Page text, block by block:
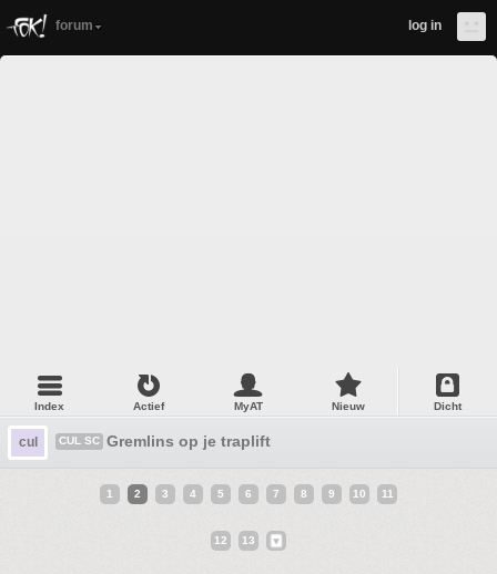
forum log in
Index Actief MyAT Nieuw Dicht
cul CUL SC Gremlins op je traplift
1 2 3 4 5 6 7 8 9 10 11
12 13